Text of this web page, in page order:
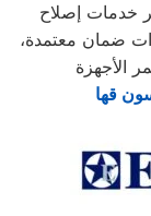
خدمات إصلاح
ضمان معتمدة،
قها